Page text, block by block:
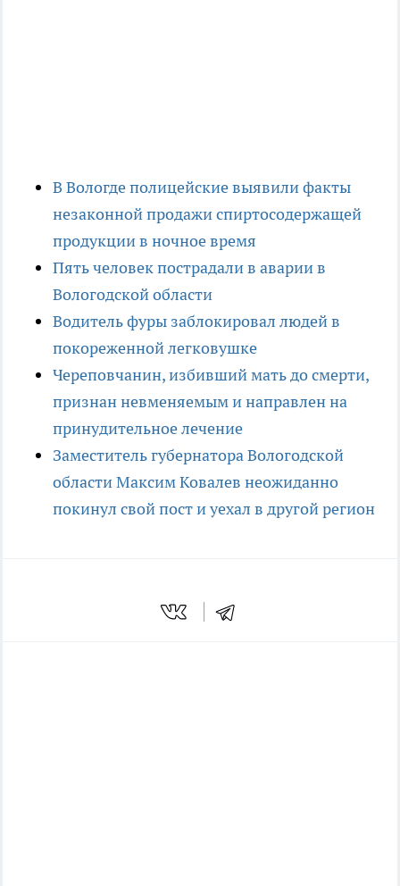
В Вологде полицейские выявили факты
незаконной продажи спиртосодержащей
продукции в ночное время
Пять человек пострадали в аварии в
Вологодской области
Водитель фуры заблокировал людей в
покореженной легковушке
Череповчанин, избивший мать до смерти,
признан невменяемым и направлен на
принудительное лечение
Заместитель губернатора Вологодской
области Максим Ковалев неожиданно
покинул свой пост и уехал в другой регион